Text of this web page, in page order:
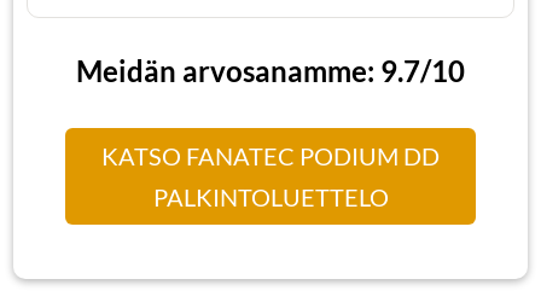
Meidän arvosanamme: 9.7/10
KATSO FANATEC PODIUM DD
PALKINTOLUETTELO